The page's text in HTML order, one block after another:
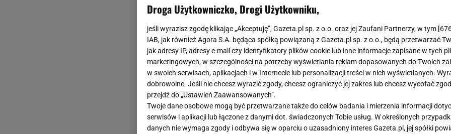
Droga Użytkowniczko, Drogi Użytkowniku,
jeśli wyrazisz zgodę klikając „Akceptuję”, Gazeta.pl sp. z o.o. oraz jej Zaufani Partnerzy, w tym [
IAB, jak również Agora S.A. będąca spółką powiązaną z Gazeta.pl sp. z o.o., będą przetwarzać
jak adresy IP, adresy e-mail czy identyfikatory plików cookie lub inne informacje zapisane w tych
marketingowych, w szczególności na potrzeby wyświetlania reklam dopasowanych do Twoich
w swoich serwisach, aplikacjach i w Internecie lub personalizacji treści w nich wyświetlanych.
dobrowolne. Jeśli nie chcesz wyrazić zgody, chcesz ograniczyć jej zakres lub chcesz wycofać
przejdź do „Ustawień Zaawansowanych”.
Twoje dane osobowe mogą być przetwarzane także do celów badania i mierzenia informacji
serwisów i aplikacji lub łączone z danymi dot. świadczonych Tobie usług. W określonych
danych nie wymaga zgody i odbywa się w oparciu o uzasadniony interes Gazeta.pl, jej spółki